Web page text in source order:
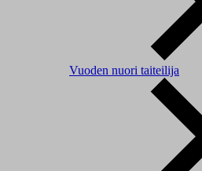
Vuoden nuori taiteilija